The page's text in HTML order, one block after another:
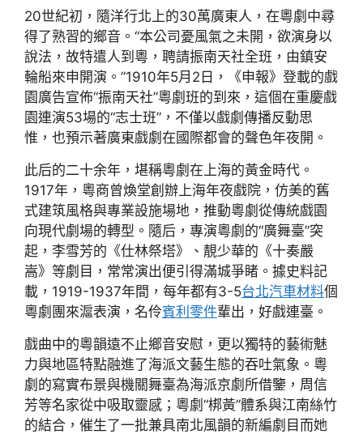
20世紀初，隨洋行北上的30萬廣東人，在粵劇中尋
得了熟習的鄉音。“本公司憂風氣之未開，欲演身以
說法，故特遣人到粵，聘請振南天社全班，由鎮安
輪船來申開演。”1910年5月2日，《申報》登載的戲
園廣告宣佈“振南天社”粵劇班的到來，這個在重慶戲
園連演53場的“志士班”，不僅以戲劇傳播反動思
惟，也預示著廣東戲劇在國際都會的聲色年夜開。
此后的二十余年，堪稱粵劇在上海的黃金時代。
1917年，粵商曾煥堂創辦上海年夜戲院，仿美的舊
式建筑風格與專業設施場地，推動粵劇從傳統戲園
向現代劇場的轉型。隨后，專演粵劇的“廣舞臺”突
起，李雪芳的《仕林祭塔》、靚少華的《十奏嚴
嵩》等劇目，常常演出便引得滿城爭睹。據史料記
載，1919-1937年間，每年都有3-5台北汽車材料個
粵劇團來滬表演，名伶賓利零件輩出，好戲連臺。
戲曲中的粵韻遠不止鄉音安慰，更以獨特的藝術魅
力與地區特點融進了海派文藝生態的吞吐氣象。粵
劇的寫實布景與機關舞臺為海派京劇所借鑒，周信
芳等名家從中吸取靈感；粵劇“梆黃”體系與江南絲竹
的結合，催生了一批兼具南北風韻的新編劇目而她